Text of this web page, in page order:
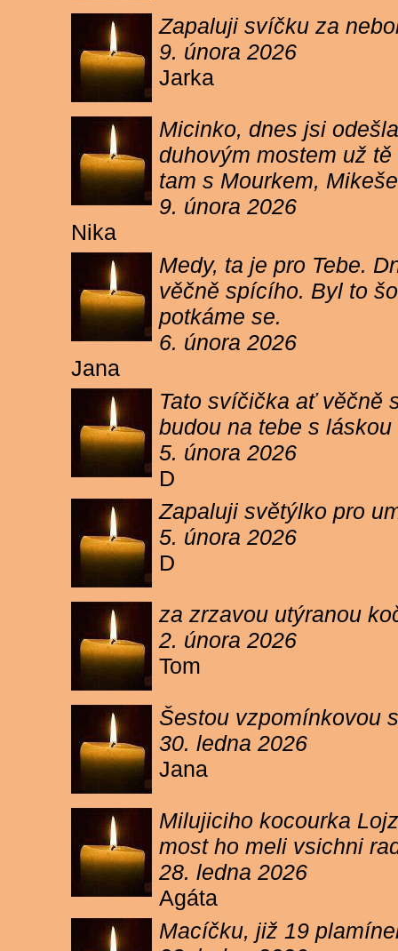
Zapaluji svíčku za
9. února 2026
Jarka
Micinko, dnes jsi
duhovým mostem už
tam s Mourkem,
9. února 2026
Nika
Medy, ta je pro Tebe.
věčně spícího. Byl to
potkáme se.
6. února 2026
Jana
Tato svíčička ať věčně
budou na tebe s
5. února 2026
D
Zapaluji světýlko pro
5. února 2026
D
za zrzavou utýranou
2. února 2026
Tom
Šestou vzpomínkovou
30. ledna 2026
Jana
Milujiciho kocourka
most ho meli vsichni
28. ledna 2026
Agáta
Macíčku, již 19